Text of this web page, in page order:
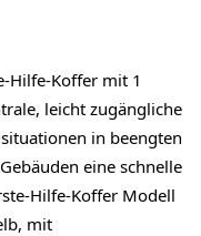
Hilfe-Koffer mit 1
leicht zugängliche
in beengten
eine schnelle
Hilfe-Koffer Modell
mit